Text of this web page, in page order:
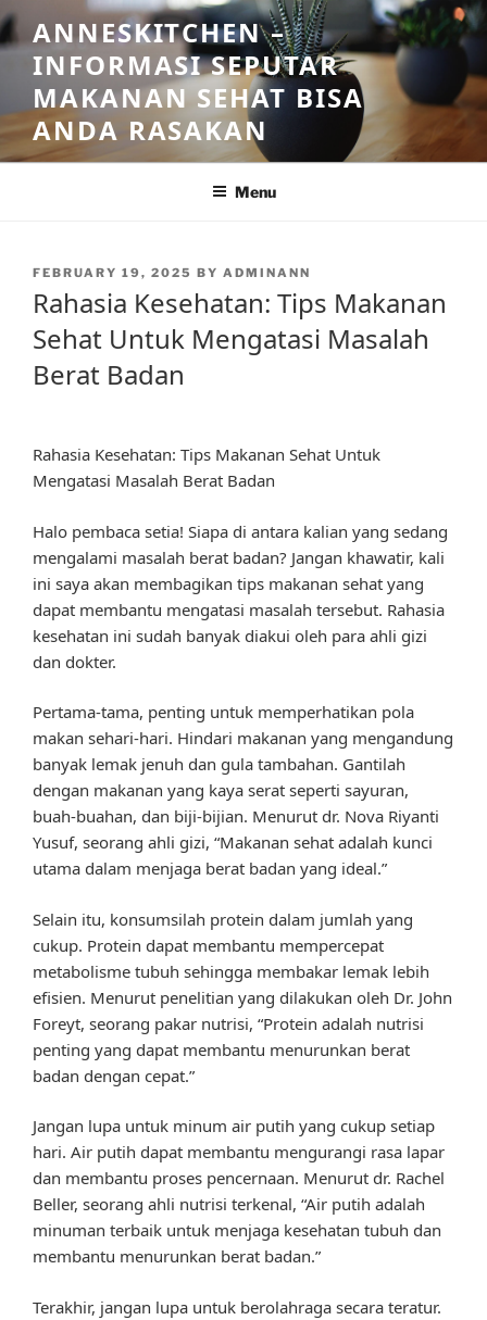
Skip
to
content
ANNESKITCHEN –
INFORMASI SEPUTAR
MAKANAN SEHAT BISA
ANDA RASAKAN
Menu
POSTED
FEBRUARY 19, 2025 BY ADMINANN
Rahasia Kesehatan: Tips Makanan
Sehat Untuk Mengatasi Masalah
Berat Badan
Rahasia Kesehatan: Tips Makanan Sehat Untuk
Mengatasi Masalah Berat Badan
Halo pembaca setia! Siapa di antara kalian yang sedang
mengalami masalah berat badan? Jangan khawatir, kali
ini saya akan membagikan tips makanan sehat yang
dapat membantu mengatasi masalah tersebut. Rahasia
kesehatan ini sudah banyak diakui oleh para ahli gizi
dan dokter.
Pertama-tama, penting untuk memperhatikan pola
makan sehari-hari. Hindari makanan yang mengandung
banyak lemak jenuh dan gula tambahan. Gantilah
dengan makanan yang kaya serat seperti sayuran,
buah-buahan, dan biji-bijian. Menurut dr. Nova Riyanti
Yusuf, seorang ahli gizi, “Makanan sehat adalah kunci
utama dalam menjaga berat badan yang ideal.”
Selain itu, konsumsilah protein dalam jumlah yang
cukup. Protein dapat membantu mempercepat
metabolisme tubuh sehingga membakar lemak lebih
efisien. Menurut penelitian yang dilakukan oleh Dr. John
Foreyt, seorang pakar nutrisi, “Protein adalah nutrisi
penting yang dapat membantu menurunkan berat
badan dengan cepat.”
Jangan lupa untuk minum air putih yang cukup setiap
hari. Air putih dapat membantu mengurangi rasa lapar
dan membantu proses pencernaan. Menurut dr. Rachel
Beller, seorang ahli nutrisi terkenal, “Air putih adalah
minuman terbaik untuk menjaga kesehatan tubuh dan
membantu menurunkan berat badan.”
Terakhir, jangan lupa untuk berolahraga secara teratur.